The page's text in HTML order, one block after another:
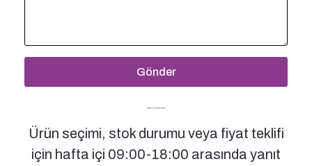
Gönder
Bizimle İletişime Geçin
Ürün seçimi, stok durumu veya fiyat teklifi
için hafta içi 09:00-18:00 arasında yanıt